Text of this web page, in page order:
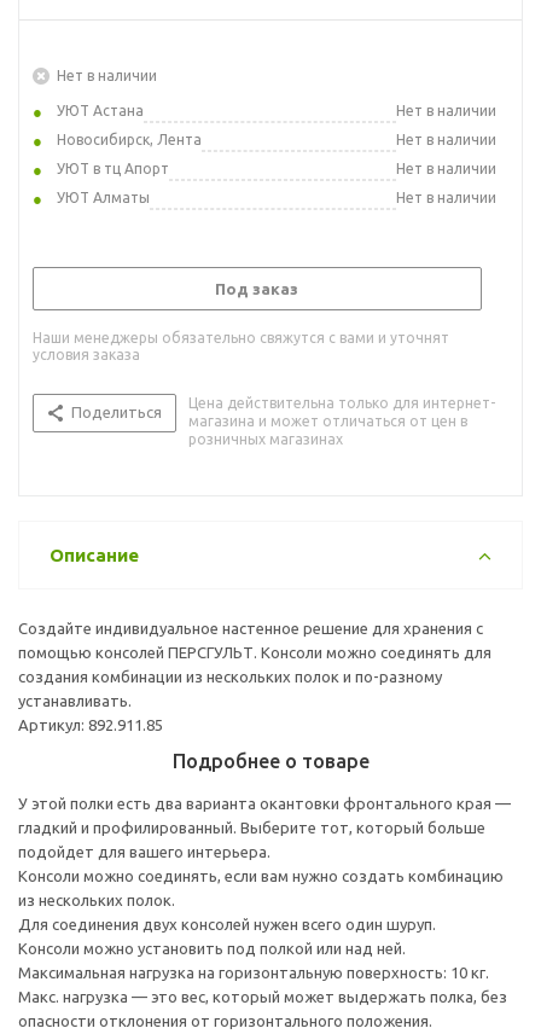
Нет в наличии
УЮТ Астана
Нет в наличии
Новосибирск, Лента
Нет в наличии
УЮТ в тц Апорт
Нет в наличии
УЮТ Алматы
Нет в наличии
Под заказ
Наши менеджеры обязательно свяжутся с вами и уточнят
условия заказа
Поделиться
Цена действительна только для интернет-
магазина и может отличаться от цен в
розничных магазинах
Описание
Создайте индивидуальное настенное решение для хранения с
помощью консолей ПЕРСГУЛЬТ. Консоли можно соединять для
создания комбинации из нескольких полок и по-разному
устанавливать.
Артикул: 892.911.85
Подробнее о товаре
У этой полки есть два варианта окантовки фронтального края —
гладкий и профилированный. Выберите тот, который больше
подойдет для вашего интерьера.
Консоли можно соединять, если вам нужно создать комбинацию
из нескольких полок.
Для соединения двух консолей нужен всего один шуруп.
Консоли можно установить под полкой или над ней.
Максимальная нагрузка на горизонтальную поверхность: 10 кг.
Макс. нагрузка — это вес, который может выдержать полка, без
опасности отклонения от горизонтального положения.